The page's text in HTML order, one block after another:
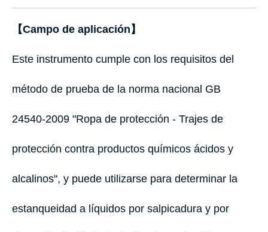
【Campo de aplicación】
Este instrumento cumple con los requisitos del
método de prueba de la norma nacional GB
24540-2009 "Ropa de protección - Trajes de
protección contra productos químicos ácidos y
alcalinos", y puede utilizarse para determinar la
estanqueidad a líquidos por salpicadura y por